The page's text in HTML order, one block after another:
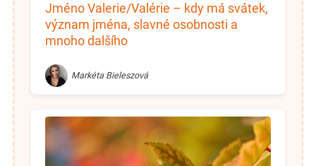
Jméno Valerie/Valérie – kdy má svátek,
význam jména, slavné osobnosti a
mnoho dalšího
Markéta Bieleszová